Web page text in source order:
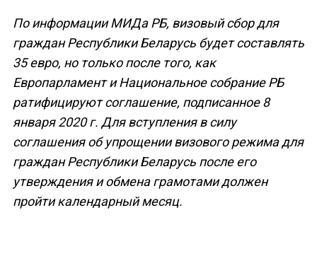
По информации МИДа РБ, визовый сбор для
граждан Республики Беларусь будет составлять
35 евро, но только после того, как
Европарламент и Национальное собрание РБ
ратифицируют соглашение, подписанное 8
января 2020 г. Для вступления в силу
соглашения об упрощении визового режима для
граждан Республики Беларусь после его
утверждения и обмена грамотами должен
пройти календарный месяц.